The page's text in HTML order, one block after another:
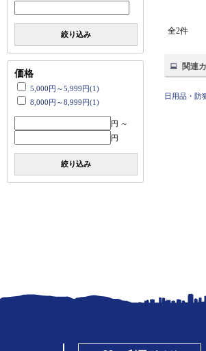
絞り込み
価格
5,000円～5,999円(1)
8,000円～8,999円(1)
円 ～
円
絞り込み
全2件
関連
日用品・防